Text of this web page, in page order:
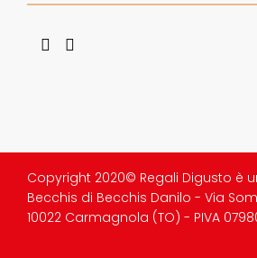
Copyright 2020© Regali Digusto è
Becchis di Becchis Danilo - Via
10022 Carmagnola (TO) - PIVA